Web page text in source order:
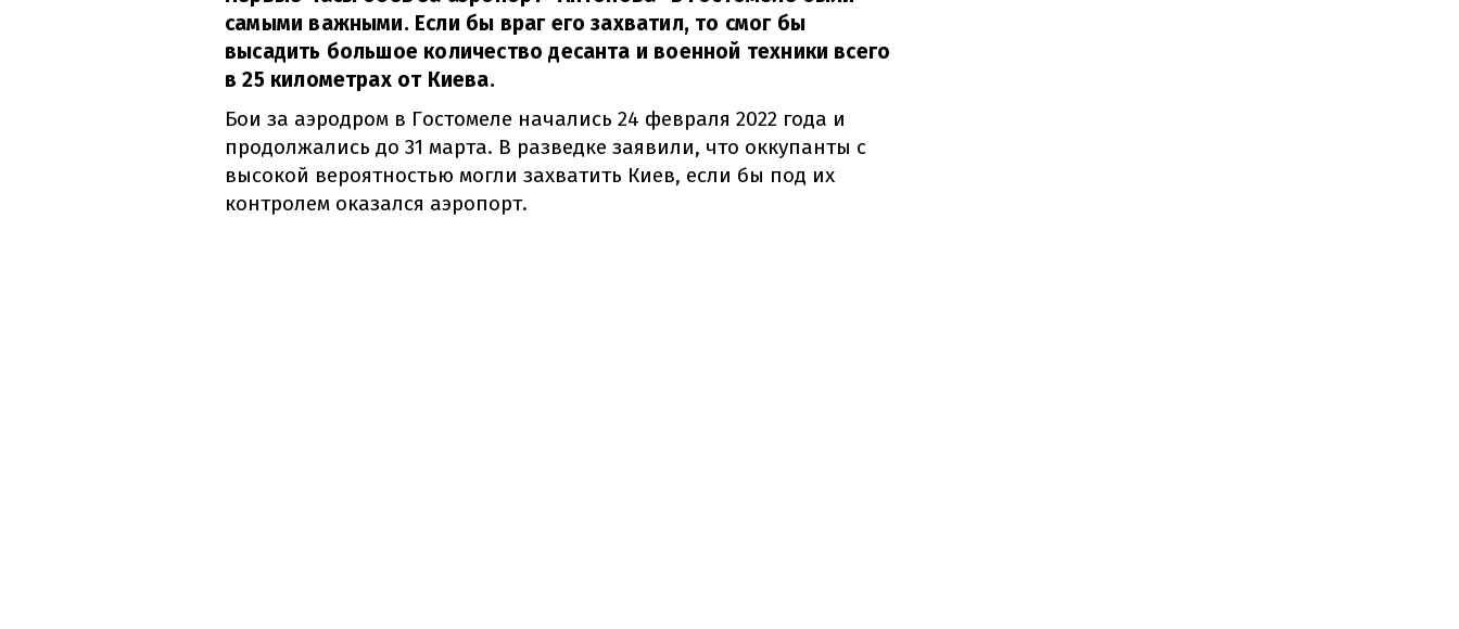
самыми важными. Если бы враг его захватил, то смог бы
высадить большое количество десанта и военной техники всего
в 25 километрах от Киева.
Бои за аэродром в Гостомеле начались 24 февраля 2022 года и
продолжались до 31 марта. В разведке заявили, что оккупанты с
высокой вероятностью могли захватить Киев, если бы под их
контролем оказался аэропорт.